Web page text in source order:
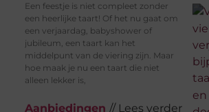
Een feestje is niet compleet zonder
een heerlijke taart! Of het nu gaat om
een verjaardag, babyshower of
jubileum, een taart kan het
middelpunt van de viering zijn. Maar
hoe maak je nu een taart die niet
alleen lekker is,
Aanbiedingen // Lees verder